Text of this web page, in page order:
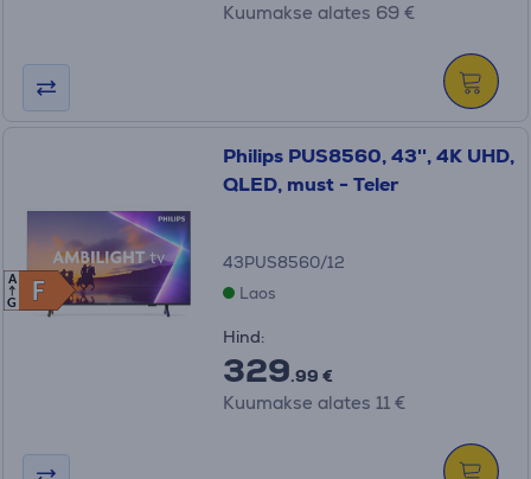
Kuumakse alates 69 €
F
F
A
G
Philips PUS8560, 43'', 4K UHD,
QLED, must - Teler
43PUS8560/12
Laos
Hind:
329.99 €
Kuumakse alates 11 €